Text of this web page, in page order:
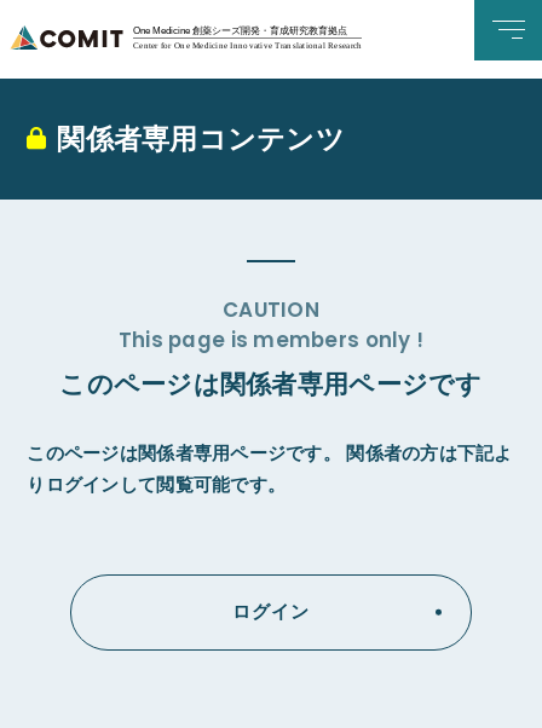
One Medicine 創薬シーズ開発・育成研究教育拠点
Center for One Medicine Innovative Translational Research
関係者専用コンテンツ
CAUTION
This page is members only !
このページは関係者専用ページです
このページは関係者専用ページです。
関係者の方は下記よ
りログインして閲覧可能です。
ログイン